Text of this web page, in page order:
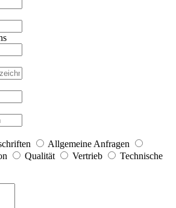
Allgemeine Anfragen
Qualität Vertrieb
Technische